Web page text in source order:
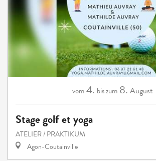
vom4. bis zum 8. August
Stage golf et yoga
ATELIER / PRAKTIKUM
Agon-Coutainville